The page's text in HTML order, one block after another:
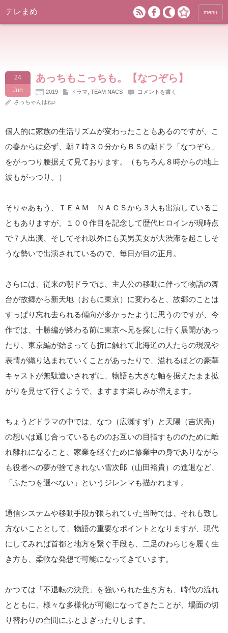
テレまめ menu
24
Jun
あっちもこっちも。【なつぞら】
2019 ドラマ TEAM NACS
コメントを書く
さっちゃんはね♪
個人的に家族の生活リズムが変わったこともあるのですが、こ
の春からは必ず、朝７時３０分からＢＳの朝ドラ「なつぞら」
をがっつり腰据えて見ております。（もちろん８時からの地上
波もがっつり。）
そりゃあもう、ＴＥＡＭ ＮＡＣＳから３人も出演しているこ
ともありますが、１００作目を記念して歴代ヒロインが現時点
で７人出演、そしてそれ以外にも美男美女が大渋滞を起こしそ
うな勢いで出演されているので、毎日が目の正月。
さらには、従来の朝ドラでは、主人公の移動に伴って物語の舞
台が故郷から新天地（おもに東京）に変わると、故郷のことは
すっぱり忘れ去られる傾向が多かったように思うのですが、今
作では、十勝編が終わる前に東京へ兄を探しに行く展開があっ
たり、東京編が始まっても折に触れて北海道の人たちの現況や
表情が織り込まれていくことがあったりで、溢れるほどの豪華
キャストが無駄遣いされずに、物語も大きな軸を据えたまま拡
がりを見せて行くようで、ますます楽しみが増えます。
ちょうどドラマの中では、なつ（広瀬すず）と天陽（吉沢亮）
の想いは通じ合っているもののお互いの目指すもののために離
れ離れになること、家業を継ぐために修業中の身でありながら
も役者への夢が捨てきれない雪次郎（山田裕貴）の進退など、
「ふたつを選べない」というジレンマも描かれます。
通信システムや移動手段が限られていた当時では、それも致し
方ないこととして、物語の重要なポイントとなりますが、現代
にしてみれば首都と地方を繋ぐ手段も、二足のわらじを履く生
き方も、柔軟な発想で可能になってきています。
かつては「不退転の決意」を強いられた生き方も、時代の流れ
とともに、様々な多様化が可能になってきたことが、場面の切
り替わりの合間にふとよぎったりします。